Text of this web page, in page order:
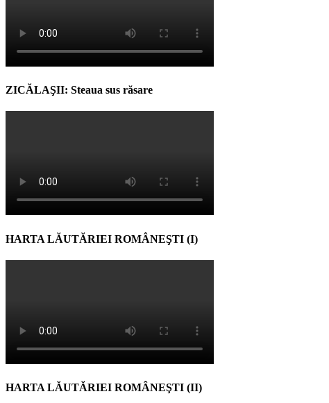
ZICĂLAŞII: Steaua sus răsare
HARTA LĂUTĂRIEI ROMÂNEŞTI (I)
HARTA LĂUTĂRIEI ROMÂNEŞTI (II)